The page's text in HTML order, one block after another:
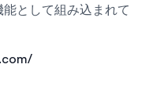
として組み込まれて